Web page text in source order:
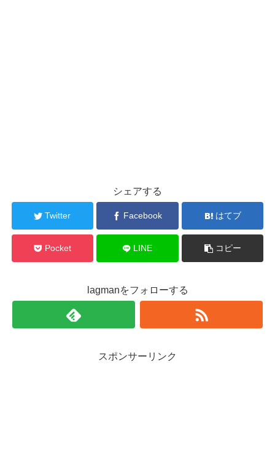
シェアする
Twitter Facebook はてブ
Pocket LINE コピー
lagmanをフォローする
スポンサーリンク